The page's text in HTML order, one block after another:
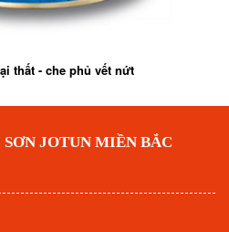
thất - che phủ vết nứt
JOTUN MIỀN BẮC